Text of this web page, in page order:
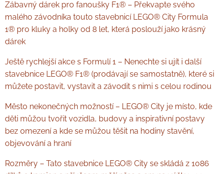
Zábavný dárek pro fanoušky F1® – Překvapte svého
malého závodníka touto stavebnicí LEGO® City Formula
1® pro kluky a holky od 8 let, která poslouží jako krásný
dárek
Ještě rychlejší akce s Formulí 1 – Nenechte si ujít i další
stavebnice LEGO® F1® (prodávají se samostatně), které si
můžete postavit, vystavit a závodit s nimi s celou rodinou
Město nekonečných možností – LEGO® City je místo, kde
děti můžou tvořit vozidla, budovy a inspirativní postavy
bez omezení a kde se můžou těšit na hodiny stavění,
objevování a hraní
Rozměry – Tato stavebnice LEGO® City se skládá z 1086